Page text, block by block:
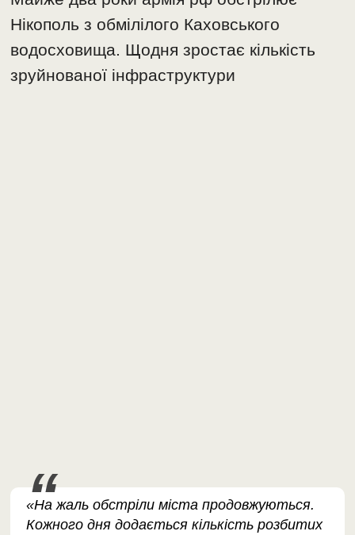
Нікополь з обмілілого Каховського
водосховища. Щодня зростає кількість
зруйнованої інфраструктури
«На жаль обстріли міста продовжуються.
Кожного дня додається кількість розбитих